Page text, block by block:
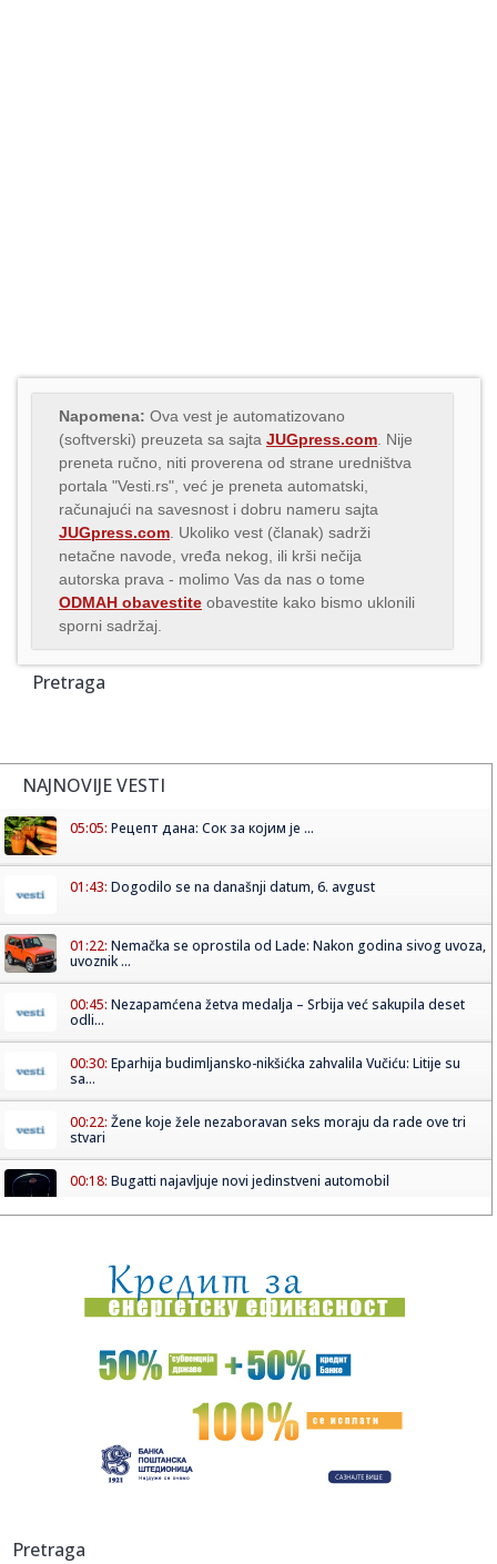
Napomena: Ova vest je automatizovano
(softverski) preuzeta sa sajta JUGpress.com . Nije
preneta ručno, niti proverena od strane uredništva
portala "Vesti.rs", već je preneta automatski,
računajući na savesnost i dobru nameru sajta
JUGpress.com . Ukoliko vest (članak) sadrži
netačne navode, vređa nekog, ili krši nečija
autorska prava - molimo Vas da nas o tome
ODMAH obavestite obavestite kako bismo uklonili
sporni sadržaj.
Pretraga
NAJNOVIJE VESTI
05:05: Рецепт дана: Сок за којим је ...
01:43: Dogodilo se na današnji datum, 6. avgust
01:22: Nemačka se oprostila od Lade: Nakon godina sivog uvoza,
uvoznik ...
00:45: Nezapamćena žetva medalja – Srbija već sakupila deset
odli...
00:30: Eparhija budimljansko-nikšićka zahvalila Vučiću: Litije su
sa...
00:22: Žene koje žele nezaboravan seks moraju da rade ove tri
stvari
00:18: Bugatti najavljuje novi jedinstveni automobil
00:02:Na današnji dan, 6. avgust
23:51:Tri medalje za Srbiju na EP
KIKS PANATINAIKOSA UPRKOS OGROMNIM ULAGANJIMA:
23:46:Tragedija kod Požarevca: Čovek stradao u požaru koji je
Pretraga